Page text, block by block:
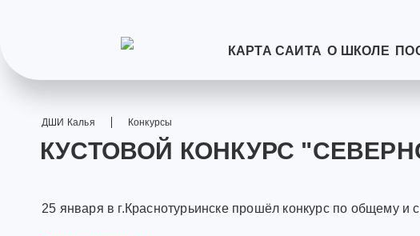
КАРТА САЙТА О ШКОЛЕ
ДШИ Калья Конкурсы
КУСТОВОЙ КОНКУРС
25 января в г.Краснотурьинске прошёл конкурс по